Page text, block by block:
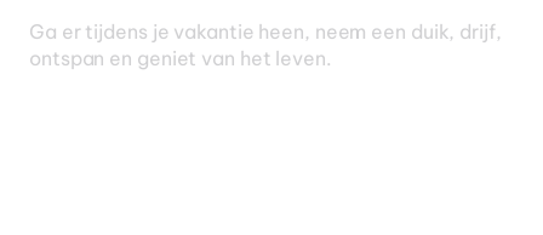
Ga er tijdens je vakantie heen, neem een duik, drijf,
ontspan en geniet van het leven.
IJsland
Cruise